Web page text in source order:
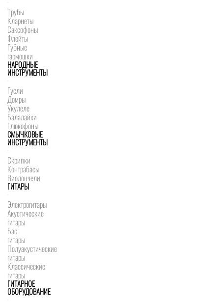
Трубы
Кларнеты
Саксофоны
Флейты
Губные
гармошки
НАРОДНЫЕ
ИНСТРУМЕНТЫ
Гусли
Домры
Укулеле
Балалайки
Глюкофоны
СМЫЧКОВЫЕ
ИНСТРУМЕНТЫ
Скрипки
Контрабасы
Виолончели
ГИТАРЫ
Электрогитары
Акустические
гитары
Бас
гитары
Полуакустические
гитары
Классические
гитары
ГИТАРНОЕ
ОБОРУДОВАНИЕ